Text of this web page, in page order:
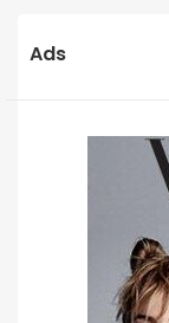
Ads